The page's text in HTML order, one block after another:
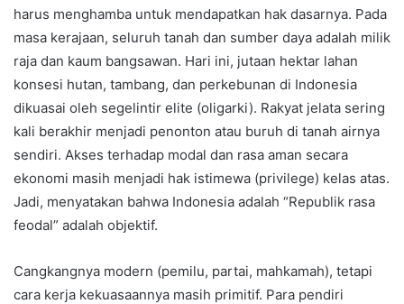
harus menghamba untuk mendapatkan hak dasarnya. Pada
masa kerajaan, seluruh tanah dan sumber daya adalah milik
raja dan kaum bangsawan. Hari ini, jutaan hektar lahan
konsesi hutan, tambang, dan perkebunan di Indonesia
dikuasai oleh segelintir elite (oligarki). Rakyat jelata sering
kali berakhir menjadi penonton atau buruh di tanah airnya
sendiri. Akses terhadap modal dan rasa aman secara
ekonomi masih menjadi hak istimewa (privilege) kelas atas.
Jadi, menyatakan bahwa Indonesia adalah “Republik rasa
feodal” adalah objektif.
Cangkangnya modern (pemilu, partai, mahkamah), tetapi
cara kerja kekuasaannya masih primitif. Para pendiri